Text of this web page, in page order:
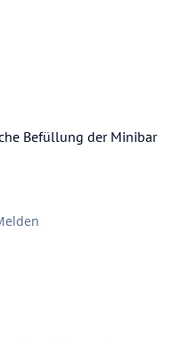
Befüllung der Minibar